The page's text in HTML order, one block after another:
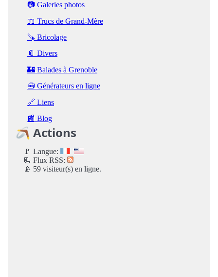
📷 Galeries photos
📖 Trucs de Grand-Mère
🪚 Bricolage
📎 Divers
🏰 Balades à Grenoble
🧰 Générateurs en ligne
🔗 Liens
📰 Blog
🪃 Actions
🚩 Langue:
📃 Flux RSS:
📡 59 visiteur(s) en ligne.